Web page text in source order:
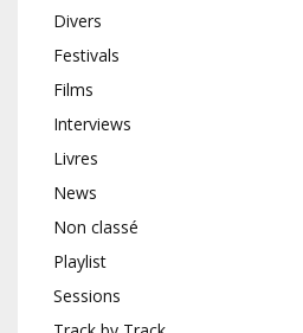
Divers
Festivals
Films
Interviews
Livres
News
Non classé
Playlist
Sessions